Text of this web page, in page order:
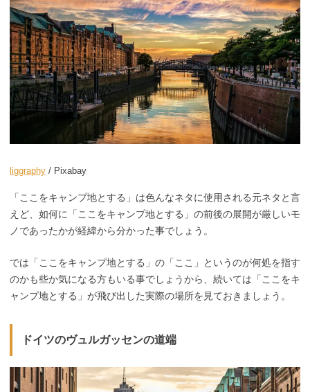
liggraphy / Pixabay
「ここをキャンプ地とする」は色んなネタに使用される元ネタと言
えど、如何に「ここをキャンプ地とする」の前後の展開が厳しいモ
ノであったかが経緯から分かった事でしょう。
では「ここをキャンプ地とする」の「ここ」というのが何処を指す
のかも些か気になる方もいる事でしょうから、続いては「ここをキ
ャンプ地とする」が飛び出した実際の場所を見ておきましょう。
ドイツのヴュルガッセンの道端